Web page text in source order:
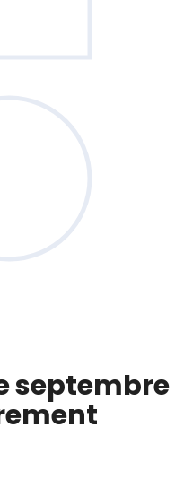
septembre